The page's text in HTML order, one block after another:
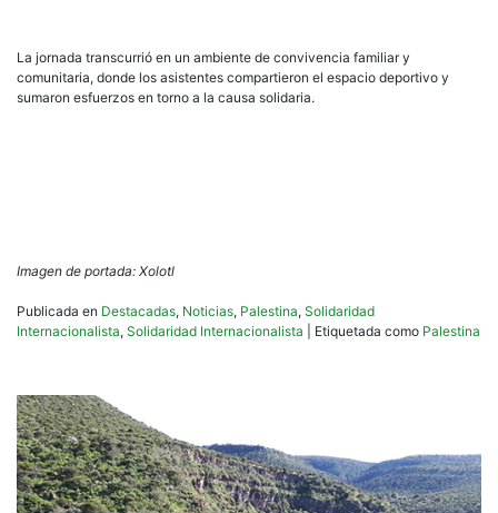
La jornada transcurrió en un ambiente de convivencia familiar y
comunitaria, donde los asistentes compartieron el espacio deportivo y
sumaron esfuerzos en torno a la causa solidaria.
Imagen de portada: Xolotl
Publicada en Destacadas, Noticias, Palestina, Solidaridad
Internacionalista, Solidaridad Internacionalista Etiquetada como Palestina